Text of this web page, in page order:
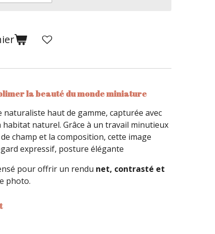
la beauté du monde miniature
haut de gamme, capturée avec
naturel. Grâce à un travail minutieux
champ et la composition, cette image
expressif, posture élégante
pour offrir un rendu net, contrasté et
photo.